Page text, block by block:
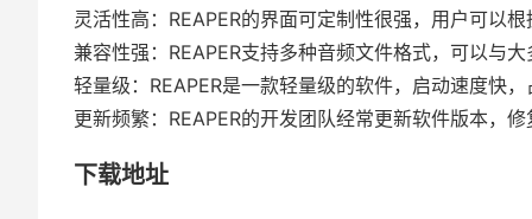
灵活性高：REAPER的界面可定制性很强，用户可以
兼容性强：REAPER支持多种音频文件格式，可以与
轻量级：REAPER是一款轻量级的软件，启动速度快
更新频繁：REAPER的开发团队经常更新软件版本，
下载地址